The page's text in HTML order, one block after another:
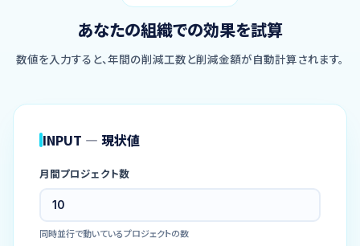
あなたの組織での効果を試算
数値を入力すると、年間の削減工数と削減金額が自動計算されます。
INPUT — 現状値
月間プロジェクト数
同時並行で動いているプロジェクトの数